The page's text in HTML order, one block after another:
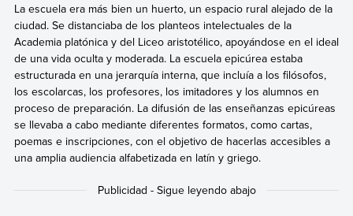
La escuela era más bien un huerto, un espacio rural alejado de la
ciudad. Se distanciaba de los planteos intelectuales de la
Academia platónica y del Liceo aristotélico, apoyándose en el ideal
de una vida oculta y moderada. La escuela epicúrea estaba
estructurada en una jerarquía interna, que incluía a los filósofos,
los escolarcas, los profesores, los imitadores y los alumnos en
proceso de preparación. La difusión de las enseñanzas epicúreas
se llevaba a cabo mediante diferentes formatos, como cartas,
poemas e inscripciones, con el objetivo de hacerlas accesibles a
una amplia audiencia alfabetizada en latín y griego.